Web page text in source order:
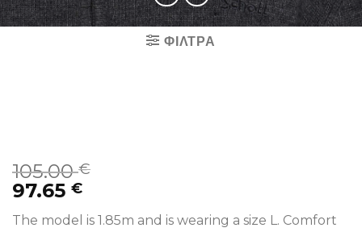
ΦΙΛΤΡΑ
105.00€
97.65 €
The model is 1.85m and is wearing a size L. Comfort